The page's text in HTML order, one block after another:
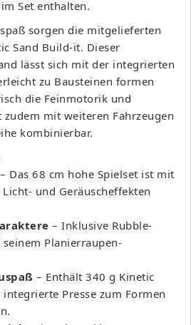
Set enthalten.
sorgen die mitgelieferten
Sand Build-it. Dieser
lässt sich mit der integrierten
zu Bausteinen formen
die Feinmotorik und
zudem mit weiteren Fahrzeugen
kombinierbar.
– Das 68 cm hohe Spielset ist mit
und Geräuscheffekten
– Inklusive Rubble-
Planierraupen-
– Enthält 340 g Kinetic
integrierte Presse zum Formen